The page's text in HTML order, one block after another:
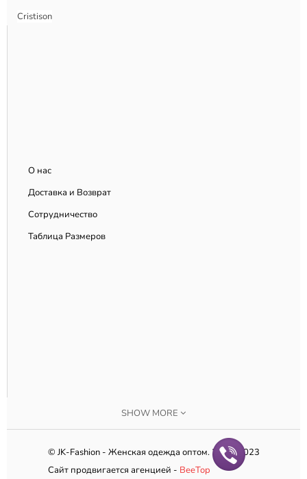
Cristison
О нас
Доставка и Возврат
Сотрудничество
Таблица Размеров
SHOW MORE
© JK-Fashion - Женская одежда оптом. 2010-2023
Сайт продвигается агенцией - BeeTop